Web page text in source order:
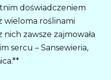
doświadczeniem
wieloma roślinami
zawsze zajmowała
sercu – Sansewieria,